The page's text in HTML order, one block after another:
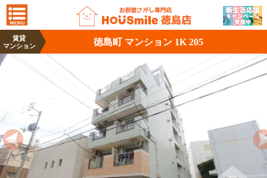
賃貸
マンション
徳島町 マンション 1K 205